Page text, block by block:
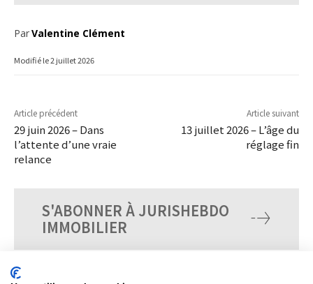
ParValentine Clément
Modifié le2 juillet 2026
Article précédent
29 juin 2026 – Dans
l’attente d’une vraie
relance
Article suivant
13 juillet 2026 – L’âge du
réglage fin
S'ABONNER À JURISHEBDO
IMMOBILIER